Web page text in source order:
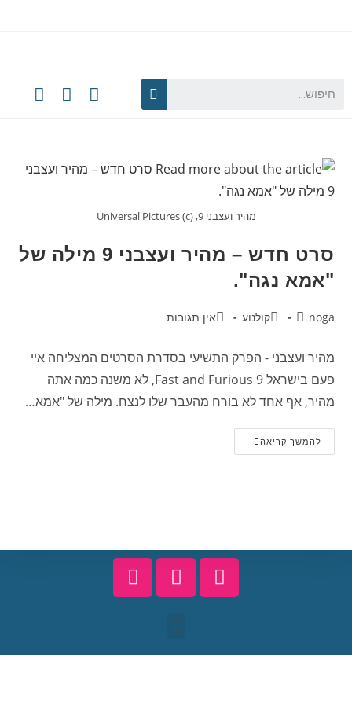
מהיר ועצבני 9, Universal Pictures (c)
סרט חדש – מהיר ועצבני 9 מילה של
"אמא נגה".
noga קולנוע אין תגובות
מהיר ועצבני - הפרק התשיעי בסדרת הסרטים המצליחה איי
פעם בישראל Fast and Furious 9, לא משנה כמה אתה
מהיר, אף אחד לא בורח מהעבר שלו לנצח. מילה של "אמא…
להמשך קריאה